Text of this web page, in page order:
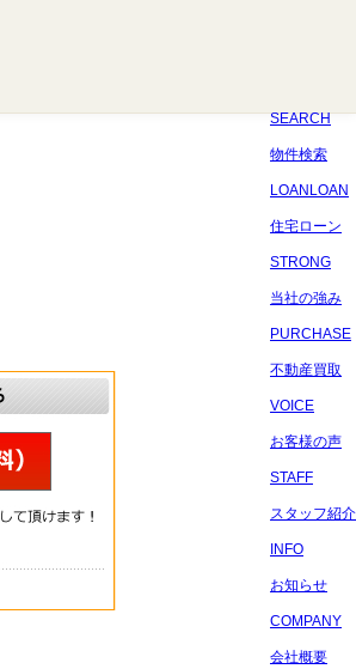
SEARCH
物件検索
LOANLOAN
住宅ローン
STRONG
当社の強み
PURCHASE
不動産買取
VOICE
お客様の声
STAFF
スタッフ紹介
INFO
お知らせ
COMPANY
会社概要